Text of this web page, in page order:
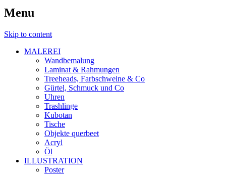
Menu
Skip to content
MALEREI
Wandbemalung
Laminat & Rahmungen
Treeheads, Farbschweine & Co
Gürtel, Schmuck und Co
Uhren
Trashlinge
Kubotan
Tische
Objekte querbeet
Acryl
Öl
ILLUSTRATION
Poster